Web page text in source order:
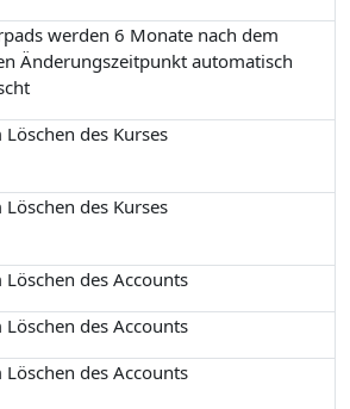
werden 6 Monate nach dem
Änderungszeitpunkt automatisch
Löschen des Kurses
Löschen des Kurses
Löschen des Accounts
Löschen des Accounts
Löschen des Accounts